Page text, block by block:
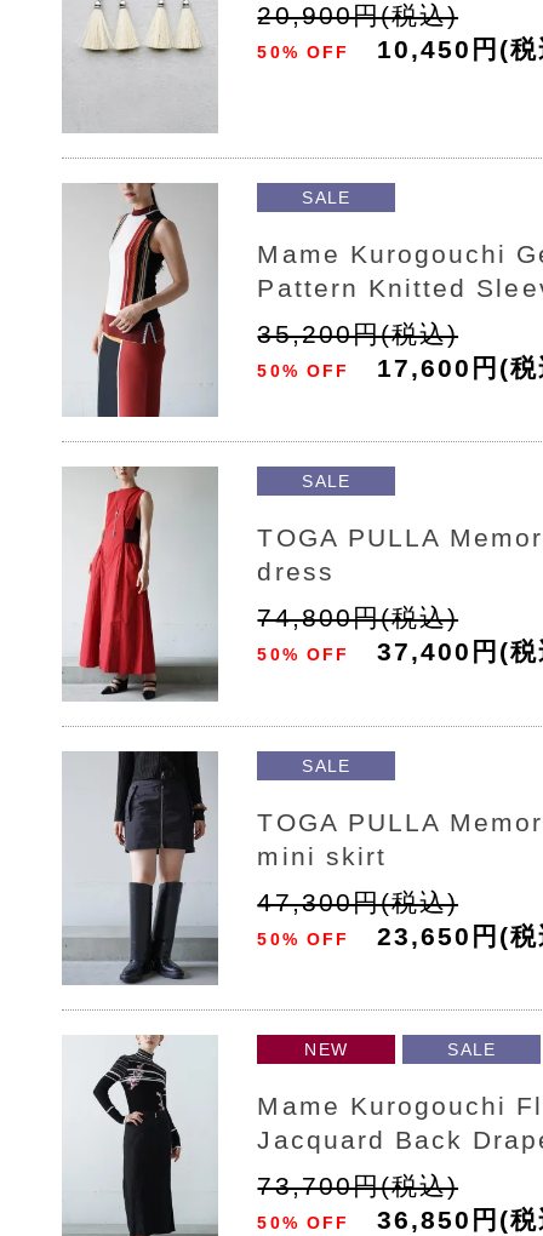
20,900円(税込)
50% OFF 10,450円(
SALE
Mame Kurogouchi
Pattern Knitted
35,200円(税込)
50% OFF 17,600円(
SALE
TOGA PULLA
dress
74,800円(税込)
50% OFF 37,400円(
SALE
TOGA PULLA
mini skirt
47,300円(税込)
50% OFF 23,650円(
NEW SALE
Mame Kurogouchi
Jacquard Back
73,700円(税込)
50% OFF 36,850円(